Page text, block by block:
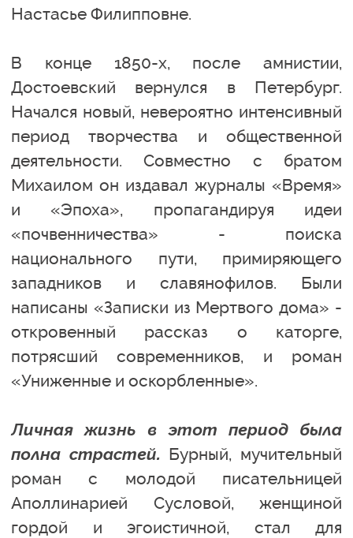
Настасье Филипповне.
В конце 1850-х, после амнистии,
Достоевский вернулся в Петербург.
Начался новый, невероятно интенсивный
период творчества и общественной
деятельности. Совместно с братом
Михаилом он издавал журналы «Время»
и «Эпоха», пропагандируя идеи
«почвенничества» - поиска
национального пути, примиряющего
западников и славянофилов. Были
написаны «Записки из Мертвого дома» -
откровенный рассказ о каторге,
потрясший современников, и роман
«Униженные и оскорбленные».
Личная жизнь в этот период была
полна страстей. Бурный, мучительный
роман с молодой писательницей
Аполлинарией Сусловой, женщиной
гордой и эгоистичной, стал для